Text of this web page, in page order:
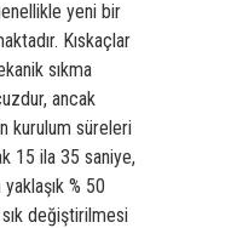
yeni bir
Kıskaçlar
sıkma
ancak
kurulum süreleri
15 ila 35 saniye,
% 50
sık değiştirilmesi